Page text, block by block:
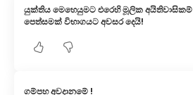
යුක්තිය මෙහෙයුමට එරෙහි මූලික අයිතිවාසිකම්
පෙත්සමක් විභාගයට අවස​ර දෙයි!
ගම්පහ අවදානමේ !